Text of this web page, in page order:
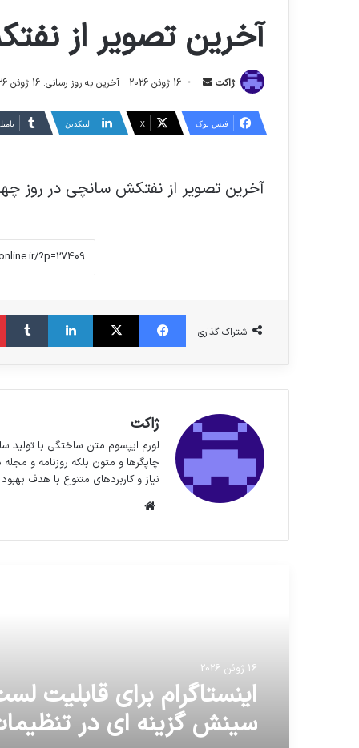
آخرين تصوير از
ژاکت
ارسال 16 ژوئن 2026 آخرین به روز رسانی: 16 ژوئن 2026
فیس بوک X لینکدین
آخرين تصوير از نفتكش سانچي در روز
اشتراک گذاری
فیس بوک X لینکدین
ژاکت
لورم ایپسوم متن ساختگی با تولید
چاپگرها و متون بلکه روزنامه و
نیاز و کاربردهای متنوع با هدف
16 ژوئن 2026
اینستاگرام برای قابلیت
سینش گزینه ای در